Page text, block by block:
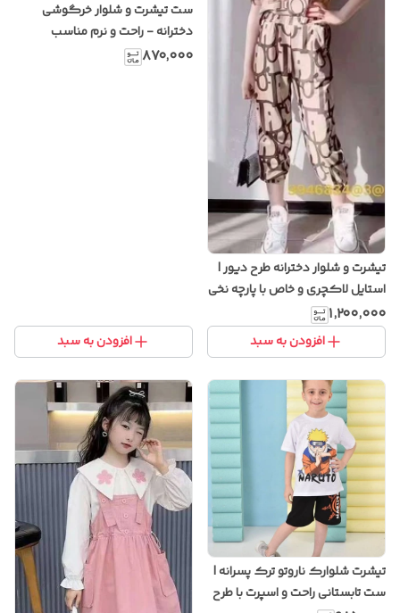
تیشرت و شلوار دخترانه طرح دیور |
استایل لاکچری و خاص با پارچه نخی
باکیفیت
۱٬۲۰۰٬۰۰۰
افزودن به سبد
ست تیشرت و شلوار خرگوشی
دخترانه - راحت و نرم مناسب
دختران شیک
۸۷۰٬۰۰۰
افزودن به سبد
تیشرت شلوارک ناروتو ترک پسرانه |
ست تابستانی راحت و اسپرت با طرح